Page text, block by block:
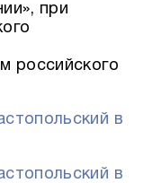
при
российского
в
в